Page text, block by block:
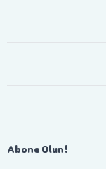
Abone Olun!